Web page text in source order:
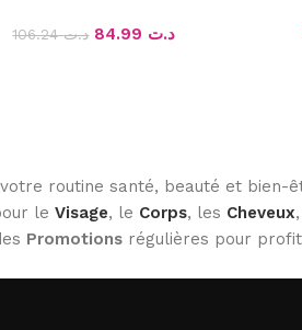
د.ت106.24 د.ت
routine santé, beauté et bien-
le Visage, le Corps, les Cheveux
Promotions régulières pour